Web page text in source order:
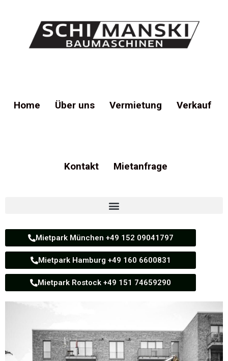
Home Über uns Vermietung Verkauf
Kontakt Mietanfrage
Mietpark München +49 152 09041797
Mietpark Hamburg +49 160 6600831
Mietpark Rostock +49 151 74659290